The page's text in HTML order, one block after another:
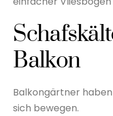
Balkon
Balkongärtner
sich bewegen.